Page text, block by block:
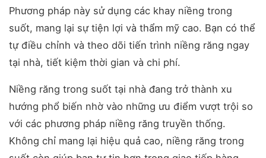
Phương pháp này sử dụng các khay niềng trong
suốt, mang lại sự tiện lợi và thẩm mỹ cao. Bạn có thể
tự điều chỉnh và theo dõi tiến trình niềng răng ngay
tại nhà, tiết kiệm thời gian và chi phí.
Niềng răng trong suốt tại nhà đang trở thành xu
hướng phổ biến nhờ vào những ưu điểm vượt trội so
với các phương pháp niềng răng truyền thống.
Không chỉ mang lại hiệu quả cao, niềng răng trong